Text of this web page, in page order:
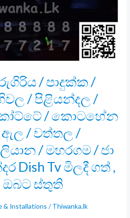
/ පාදුක්ක /
/ පිළියන්දල /
/ කොටහේන
/ වත්තල /
/ මහරගම / ජා
Dish Tv මිලදී ගත් ,
ඔබට ස්තුති
& Installations / Thiwanka.lk